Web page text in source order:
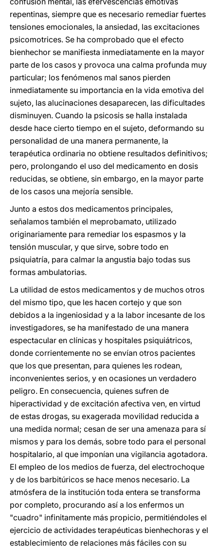
repentinas, siempre que es necesario remediar fuertes
tensiones emocionales, la ansiedad, las excitaciones
psicomotrices. Se ha comprobado que el efecto
bienhechor se manifiesta inmediatamente en la mayor
parte de los casos y provoca una calma profunda muy
particular; los fenómenos mal sanos pierden
inmediatamente su importancia en la vida emotiva del
sujeto, las alucinaciones desaparecen, las dificultades
disminuyen. Cuando la psicosis se halla instalada
desde hace cierto tiempo en el sujeto, deformando su
personalidad de una manera permanente, la
terapéutica ordinaria no obtiene resultados definitivos;
pero, prolongando el uso del medicamento en dosis
reducidas, se obtiene, sin embargo, en la mayor parte
de los casos una mejoría sensible.
Junto a estos dos medicamentos principales,
señalamos también el meprobamato, utilizado
originariamente para remediar los espasmos y la
tensión muscular, y que sirve, sobre todo en
psiquiatría, para calmar la angustia bajo todas sus
formas ambulatorias.
La utilidad de estos medicamentos y de muchos otros
del mismo tipo, que les hacen cortejo y que son
debidos a la ingeniosidad y a la labor incesante de los
investigadores, se ha manifestado de una manera
espectacular en clínicas y hospitales psiquiátricos,
donde corrientemente no se envían otros pacientes
que los que presentan, para quienes les rodean,
inconvenientes serios, y en ocasiones un verdadero
peligro. En consecuencia, quienes sufren de
hiperactividad y de excitación afectiva ven, en virtud
de estas drogas, su exagerada movilidad reducida a
una medida normal; cesan de ser una amenaza para sí
mismos y para los demás, sobre todo para el personal
hospitalario, al que imponían una vigilancia agotadora.
El empleo de los medios de fuerza, del electrochoque
y de los barbitúricos se hace menos necesario. La
atmósfera de la institución toda entera se transforma
por completo, procurando así a los enfermos un
"cuadro" infinitamente más propicio, permitiéndoles el
ejercicio de actividades terapéuticas bienhechoras y el
establecimiento de relaciones más fáciles con su